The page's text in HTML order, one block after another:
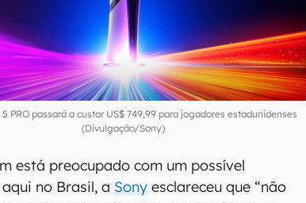
PRO passará a custar US$ 749,99 para jogadores estadunidenses
(Divulgação/Sony)
está preocupado com um possível
no Brasil, a Sony esclareceu que “não